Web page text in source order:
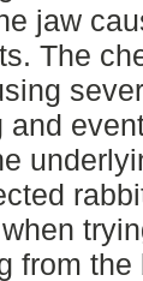
jaw
The
and
from